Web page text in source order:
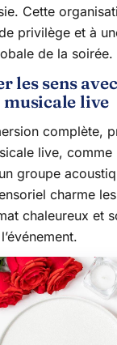
Cette
privilège et à
de la soirée.
les sens
live
complète,
live, comme
groupe
charme
chaleureux et